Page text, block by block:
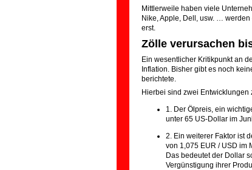
Mittlerweile haben viele
Nike, Apple, Dell, usw. …
erst.
Zölle verursachen
Ein wesentlicher Kritikpunkt an
Inflation. Bisher gibt es noch
berichtete.
Hierbei sind zwei Entwicklungen
1. Der Ölpreis, ein
unter 65 US-Dollar im
2. Ein weiterer Faktor ist
von 1,075 EUR / USD im
Das bedeutet der Dollar
Vergünstigung ihrer